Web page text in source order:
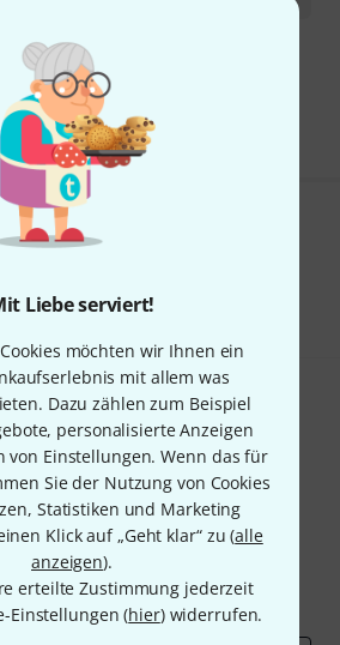
Liebe serviert!
möchten wir Ihnen ein
mit allem was
Dazu zählen zum Beispiel
personalisierte Anzeigen
von Einstellungen. Wenn das für
Sie der Nutzung von Cookies
Statistiken und Marketing
Klick auf „Geht klar“ zu (alle
anzeigen).
erteilte Zustimmung jederzeit
Einstellungen (hier) widerrufen.
Versand ab 29 €
Alle Preise inkl. MwSt.
was Sie sehen?
Newsletter
Newsletter und gewinne mit
50 Gutscheinen
Deals Thomann Insights